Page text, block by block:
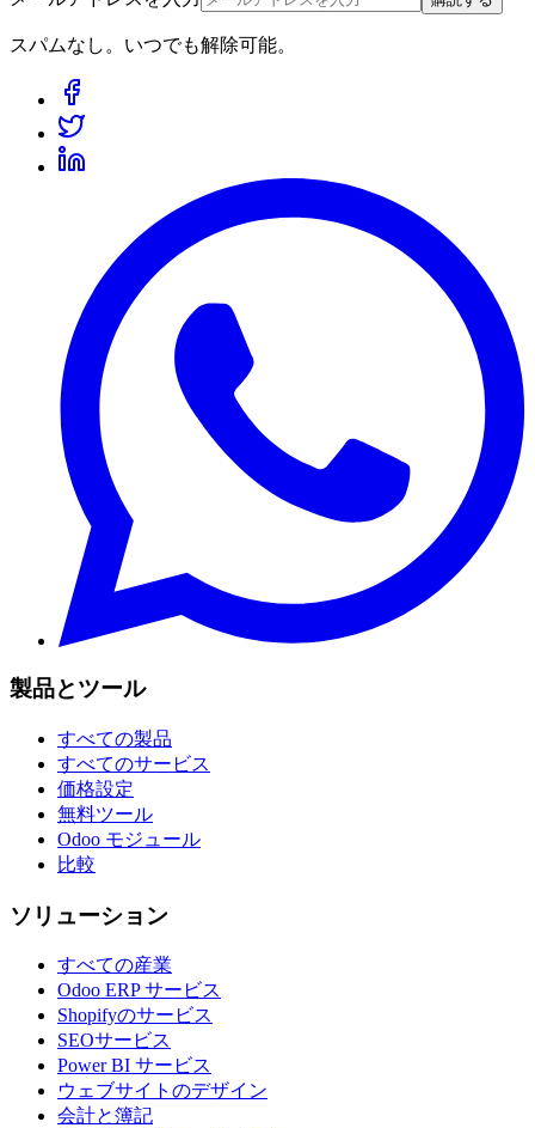
スパムなし。いつでも解除可能。
製品とツール
すべての製品
すべてのサービス
価格設定
無料ツール
Odoo モジュール
比較
ソリューション
すべての産業
Odoo ERP サービス
Shopifyのサービス
SEOサービス
Power BI サービス
ウェブサイトのデザイン
会計と簿記